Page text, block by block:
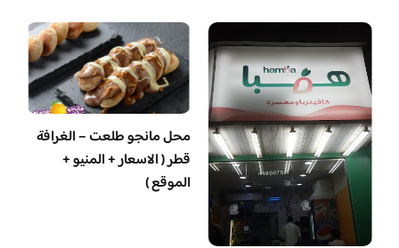
محل مانجو طلعت – الغرافة
قطر ( الاسعار + المنيو +
الموقع )